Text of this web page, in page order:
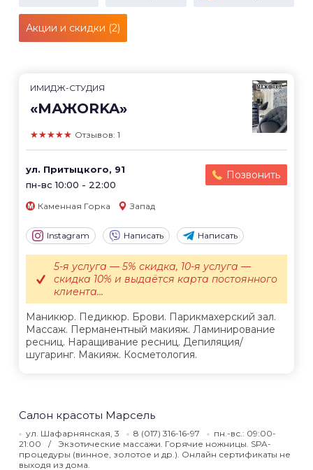
Акции и скидки (2)
ИМИДЖ-СТУДИЯ
«МАЖОRKA»
★★★★★ Отзывов: 1
ул. Притыцкого, 91
пн-вс 10:00 - 22:00
Позвонить
Каменная Горка Запад
Instagram Написать Написать
Маникюр. Педикюр. Брови. Парикмахерский зал.
Массаж. Перманентный макияж. Ламинирование
ресниц. Наращивание ресниц. Депиляция/
шугаринг. Макияж. Косметология.
5-я услуга — 5% скидка, 10-я услуга —
скидка 10% и выдаётся карта постоянного
клиента...
Салон красоты Марсель
ул. Шафарнянская, 3 8 (017) 316-16-97
пн.-вс.: 09:00-
21:00
Экзотические массажи. Горячие ножницы. SPA-
процедуры (винное, золотое и др.). Онлайн сертификаты не
выходя из дома.